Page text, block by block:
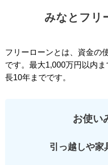
みなとフリ
フリーローンとは、資金の
です。最大1,000万円以内
長10年までです。
お使い
引っ越しや家